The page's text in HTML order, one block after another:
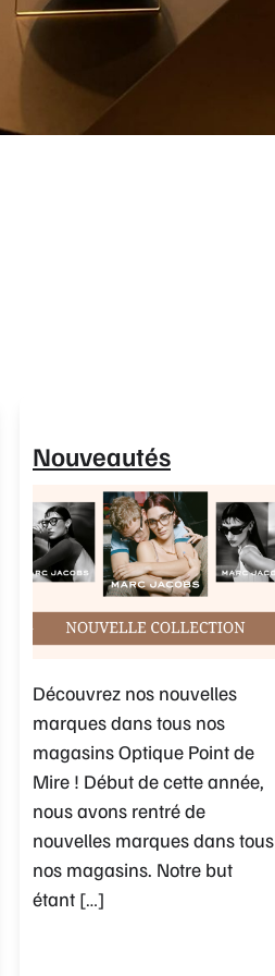
Nouveautés
Découvrez nos nouvelles
marques dans tous nos
magasins Optique Point de
Mire ! Début de cette année,
nous avons rentré de
nouvelles marques dans tous
nos magasins. Notre but
étant […]